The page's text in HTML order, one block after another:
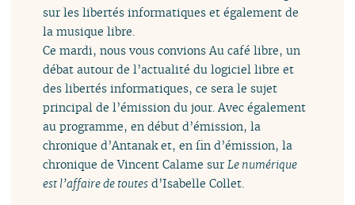
sur les libertés informatiques et également de
la musique libre.
Ce mardi, nous vous convions Au café libre, un
débat autour de l’actualité du logiciel libre et
des libertés informatiques, ce sera le sujet
principal de l’émission du jour. Avec également
au programme, en début d’émission, la
chronique d’Antanak et, en fin d’émission, la
chronique de Vincent Calame surLe numérique
est l’affaire de toutes d’Isabelle Collet.